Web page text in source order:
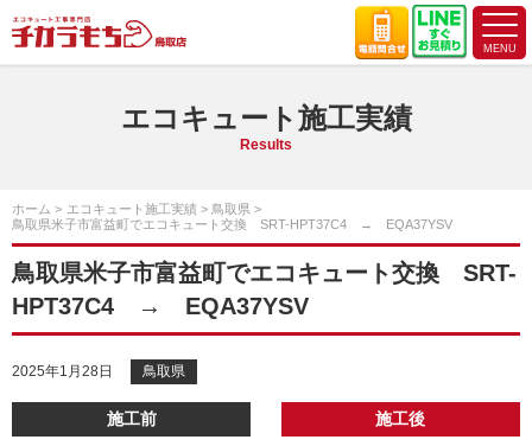
エコキュート施工実績
Results
ホーム エコキュート施工実績
鳥取県
鳥取県米子市富益町でエコキュート交換 SRT-HPT37C4 → EQA37YSV
鳥取県米子市富益町でエコキュート交換 SRT-
HPT37C4 → EQA37YSV
2025年1月28日 鳥取県
施工前 施工後